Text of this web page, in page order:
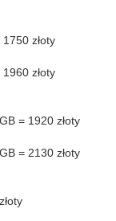
złoty
złoty
= 1920 złoty
= 2130 złoty